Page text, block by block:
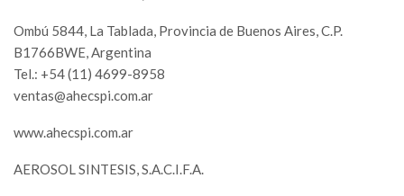
Ombú 5844, La Tablada, Provincia de Buenos Aires, C.P.
B1766BWE, Argentina
Tel.: +54 (11) 4699-8958
ventas@ahecspi.com.ar
www.ahecspi.com.ar
AEROSOL SINTESIS, S.A.C.I.F.A.